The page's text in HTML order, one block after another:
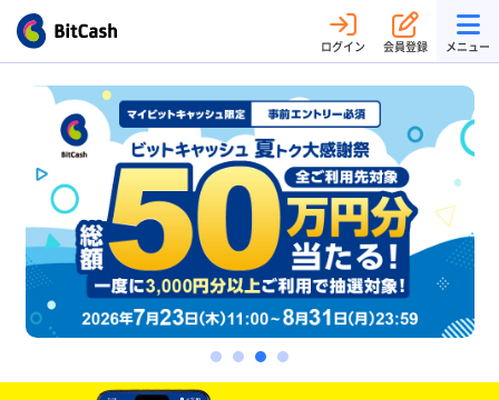
ログイン 会員登録 メニュー